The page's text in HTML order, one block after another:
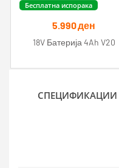
Бесплатна испорака
5.990ден
18V Батерија 4Ah V20
СПЕЦИФИКАЦИИ